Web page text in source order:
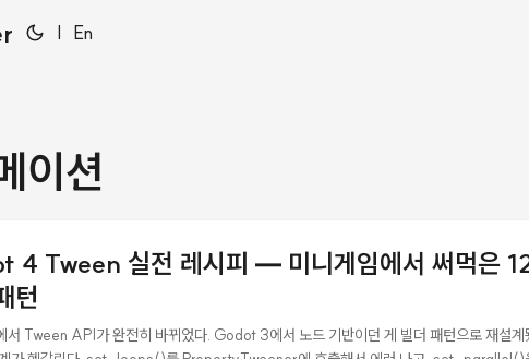
| En
이션
4 Tween 실전 레시피 — 미니게임에서 써먹은
턴
Tween API가 완전히 바뀌었다. Godot 3에서 노드 기반이던 게 빌더 패턴으로 재설계